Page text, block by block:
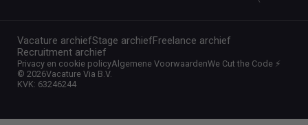
Vacature archiefStage archiefFreelance archief
Recruitment archief
©2026Vacature Via B.V.
KVK: 63246244
Privacy en cookie policyAlgemene VoorwaardenWe Cut the Code ⚡️